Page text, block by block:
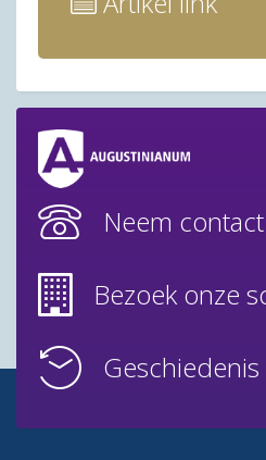
Neem
Bezoek onze
Geschiedenis